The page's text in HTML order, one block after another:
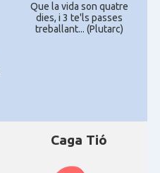
Que la vida son quatre
dies, i 3 te'ls passes
treballant... (Plutarc)
Caga Tió